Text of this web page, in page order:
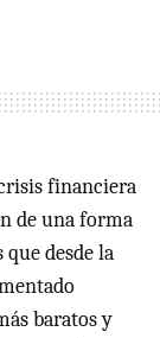
financiera
de una forma
desde la
baratos y